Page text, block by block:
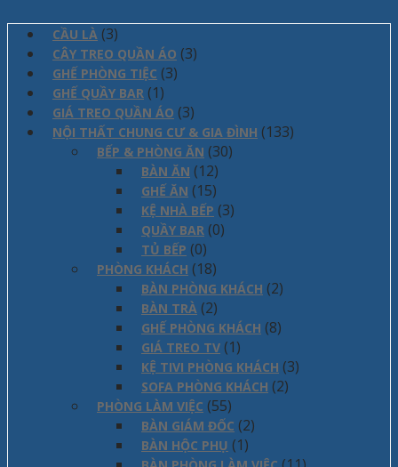
CẦU LÀ (3)
CÂY TREO QUẦN ÁO (3)
GHẾ PHÒNG TIỆC (3)
GHẾ QUẦY BAR (1)
GIÁ TREO QUẦN ÁO (3)
NỘI THẤT CHUNG CƯ & GIA ĐÌNH (133)
BẾP & PHÒNG ĂN (30)
BÀN ĂN (12)
GHẾ ĂN (15)
KỆ NHÀ BẾP (3)
QUẦY BAR (0)
TỦ BẾP (0)
PHÒNG KHÁCH (18)
BÀN PHÒNG KHÁCH (2)
BÀN TRÀ (2)
GHẾ PHÒNG KHÁCH (8)
GIÁ TREO TV (1)
KỆ TIVI PHÒNG KHÁCH (3)
SOFA PHÒNG KHÁCH (2)
PHÒNG LÀM VIỆC (55)
BÀN GIÁM ĐỐC (2)
BÀN HỘC PHỤ (1)